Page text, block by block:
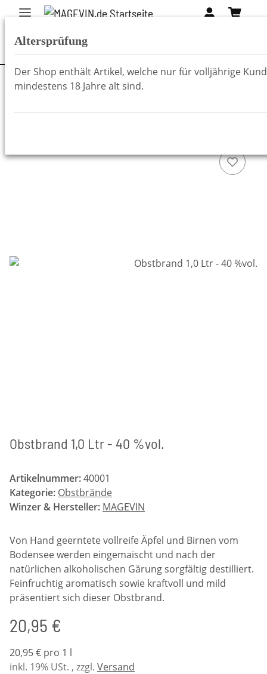
Obstbrand 1,0 Ltr - 40 %vol.
Artikelnummer:40001
Kategorie: Obstbrände
Winzer & Hersteller: MAGEVIN
Von Hand geerntete vollreife Äpfel und Birnen vom
Bodensee werden eingemaischt und nach der
natürlichen alkoholischen Gärung sorgfältig destilliert.
Feinfruchtig aromatisch sowie kraftvoll und mild
präsentiert sich dieser Obstbrand.
20,95 €
20,95 € pro 1 l
inkl. 19% USt. , zzgl. Versand
Altersprüfung
Der Shop enthält Artikel, welche nur für volljährige
mindestens 18 Jahre alt sind.